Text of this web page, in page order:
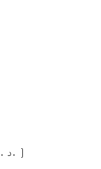
Sahara occidental (MAD د.م.)